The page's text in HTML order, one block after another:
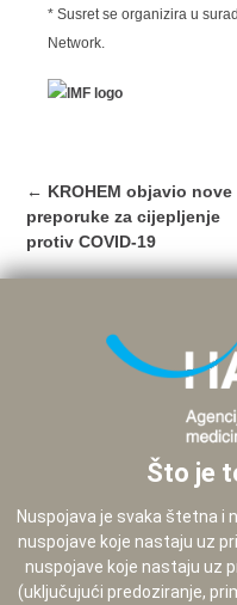
* Susret se organizira u
Network.
Post
navigation
← KROHEM objavio nove
preporuke za cijepljenje
protiv COVID-19
Što je
Nuspojava je svaka štetna i
nuspojave koje nastaju uz
nuspojave koje nastaju uz
(uključujući predoziranje,